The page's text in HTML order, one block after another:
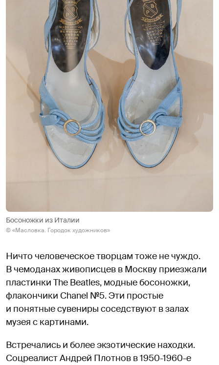
Босоножки из Италии
© «Масловка. Городок художников»
Ничто человеческое творцам тоже не чуждо.
В чемоданах живописцев в Москву приезжали
пластинки The Beatles, модные босоножки,
флакончики Chanel №5. Эти простые
и понятные сувениры соседствуют в залах
музея с картинами.
Встречались и более экзотические находки.
Соцреалист Андрей Плотнов в 1950-1960-е